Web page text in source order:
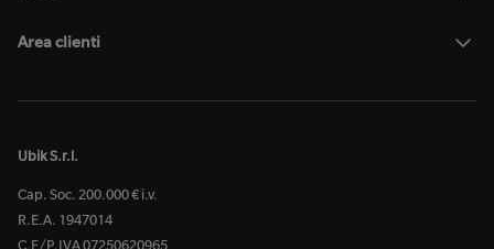
Area clienti
Ubik S.r.l.
Cap. Soc. 200.000 € i.v.
R.E.A. 1947014
C.F/P.IVA 07250620965